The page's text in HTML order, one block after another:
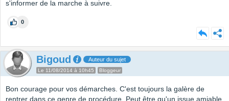
s'informer de la marche à suivre.
0
Bigoud Auteur du sujet
Le 11/08/2014 à 10h45 Bloggeur
Bon courage pour vos démarches. C'est toujours la galère de
rentrer dans ce genre de procédure. Peut être qu'un issue amiable